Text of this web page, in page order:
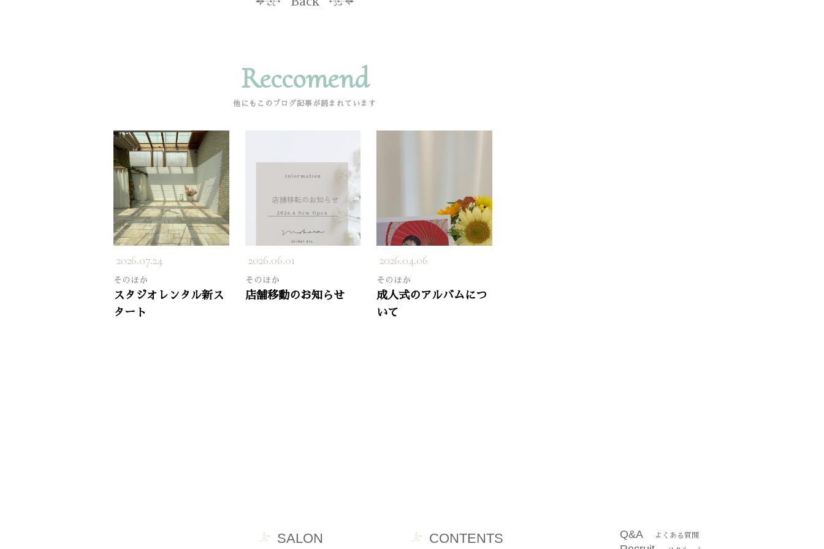
Reccomend
他にもこのブログ記事が読まれています
2026.07.24
そのほか
スタジオレンタル新ス
タート
2026.06.01
そのほか
店舗移動のお知らせ
2026.04.06
そのほか
成人式のアルバムにつ
いて
SALON CONTENTS Q&A よくある質問